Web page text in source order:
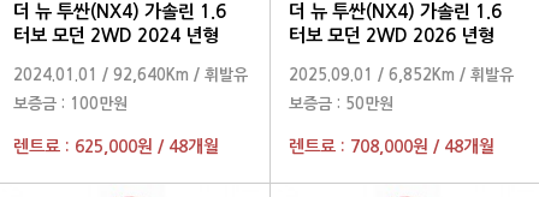
더 뉴 투싼(NX4) 가솔린 1.6
터보 모던 2WD 2024 년형
2024.01.01 / 92,640Km / 휘발유
보증금 : 100만원
렌트료 : 625,000원 / 48개월
더 뉴 투싼(NX4) 가솔린 1.6
터보 모던 2WD 2026 년형
2025.09.01 / 6,852Km / 휘발유
보증금 : 50만원
렌트료 : 708,000원 / 48개월